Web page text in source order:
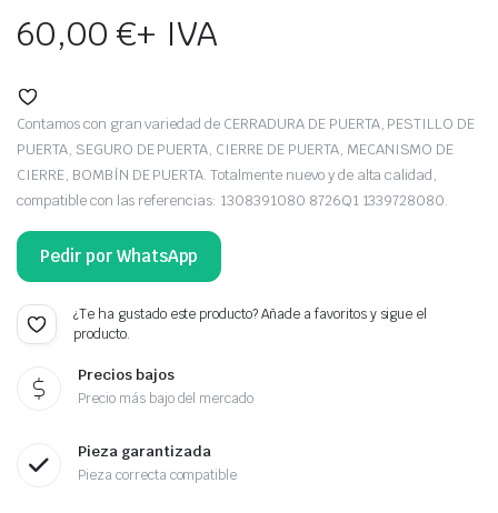
60,00€+ IVA
Contamos con gran variedad de CERRADURA DE PUERTA, PESTILLO DE
PUERTA, SEGURO DE PUERTA, CIERRE DE PUERTA, MECANISMO DE
CIERRE, BOMBÍN DE PUERTA. Totalmente nuevo y de alta calidad,
compatible con las referencias: 1308391080 8726Q1 1339728080.
Pedir por WhatsApp
¿Te ha gustado este producto? Añade a favoritos y sigue el
producto.
Precios bajos
Precio más bajo del mercado
Pieza garantizada
Pieza correcta compatible